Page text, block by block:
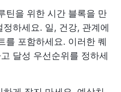
틴을 위한 시간 블록을 만
하세요. 일, 건강, 관계에
를 포함하세요. 이러한 퀘
달성 우선순위를 정하세